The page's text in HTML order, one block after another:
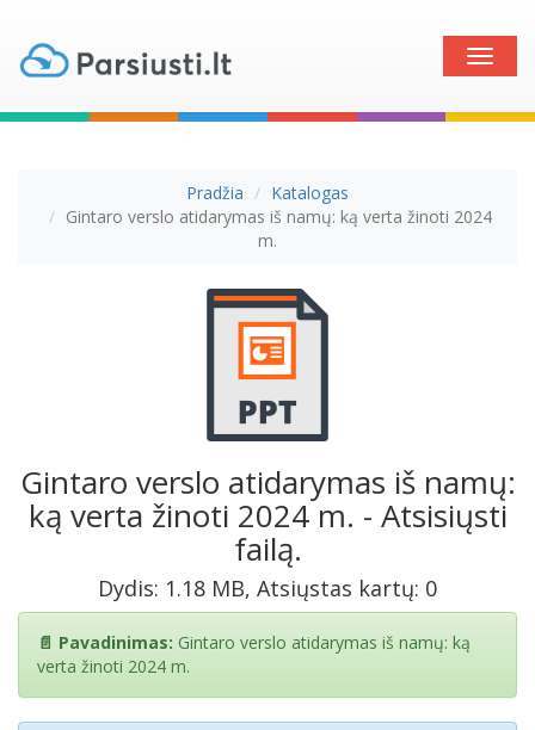
Toggle
Pradžia
Katalogas
Gintaro verslo atidarymas iš namų: ką verta žinoti 2024
m.
Gintaro verslo atidarymas iš namų:
ką verta žinoti 2024 m. - Atsisiųsti
failą.
Dydis: 1.18 MB, Atsiųstas kartų: 0
📄 Pavadinimas: Gintaro verslo atidarymas iš namų: ką
verta žinoti 2024 m.